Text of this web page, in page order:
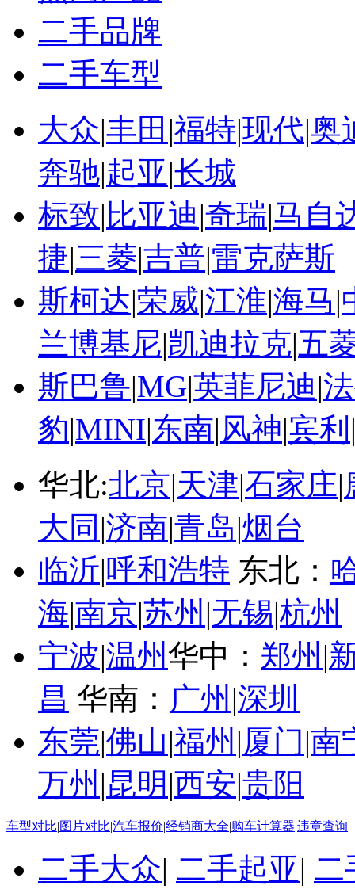
二手品牌
二手车型
大众|丰田 |福特|现代|奥
奔驰|起亚|长城
标致| 比亚迪|奇瑞|马自
捷|三菱|吉普|雷克萨斯
斯柯达|荣威|江淮|海马|
兰博基尼|凯迪拉克|五
斯巴鲁|MG|英菲尼迪|
豹|MINI|东南|风神|宾利
华北:北京|天津|石家庄|
大同 |济南|青岛|烟台
临沂|呼和浩特 东北：
海|南京|苏州 |无锡|杭州
宁波|温州华中： 郑州 |
昌 华南： 广州 |深圳
东莞|佛山|福州 |厦门|南
万州 |昆明 |西安|贵阳
车型对比|图片对比|汽车报价|经销商大全|购车计算器|违章查询
二手大众| 二手起亚| 二